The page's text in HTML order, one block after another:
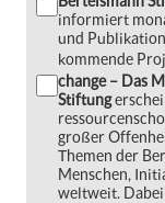
informiert
und
kommende
change – Das
Stiftung
großer
Themen der
Menschen,
weltweit.